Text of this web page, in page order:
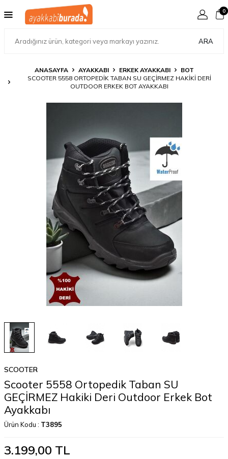
ARA
0
ANASAYFA AYAKKABI ERKEK AYAKKABI
BOT
SCOOTER 5558 ORTOPEDIK TABAN SU GEÇİRMEZ HAKIKI DERI
OUTDOOR ERKEK BOT AYAKKABI
SCOOTER
Scooter 5558 Ortopedik Taban SU
GEÇİRMEZ Hakiki Deri Outdoor Erkek Bot
Ayakkabı
Ürün Kodu : T3895
3.199,00 TL